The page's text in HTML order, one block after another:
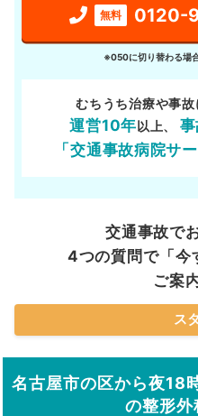
無料 0120-
※050に切り替わる場
むちうち治療や事故
運営10年以上、
「交通事故病院サー
交通事故で
4つの質問で「今
ご案
ス
名古屋市の区から夜18
の整形外